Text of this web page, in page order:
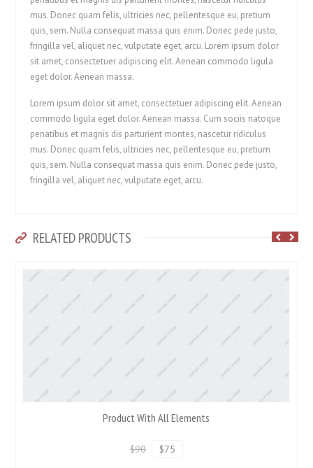
mus. Donec quam felis, ultricies nec, pellentesque eu, pretium
quis, sem. Nulla consequat massa quis enim. Donec pede justo,
fringilla vel, aliquet nec, vulputate eget, arcu. Lorem ipsum dolor
sit amet, consectetuer adipiscing elit. Aenean commodo ligula
eget dolor. Aenean massa.
Lorem ipsum dolor sit amet, consectetuer adipiscing elit. Aenean
commodo ligula eget dolor. Aenean massa. Cum sociis natoque
penatibus et magnis dis parturient montes, nascetur ridiculus
mus. Donec quam felis, ultricies nec, pellentesque eu, pretium
quis, sem. Nulla consequat massa quis enim. Donec pede justo,
fringilla vel, aliquet nec, vulputate eget, arcu.
RELATED PRODUCTS
Product With All Elements
$90 $75